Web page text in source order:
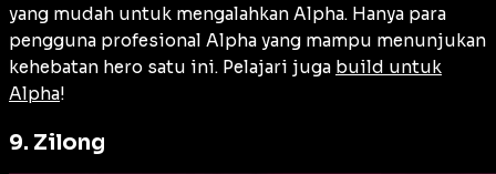
yang mudah untuk mengalahkan Alpha. Hanya para
pengguna profesional Alpha yang mampu menunjukan
kehebatan hero satu ini. Pelajari juga build untuk
Alpha!
9. Zilong